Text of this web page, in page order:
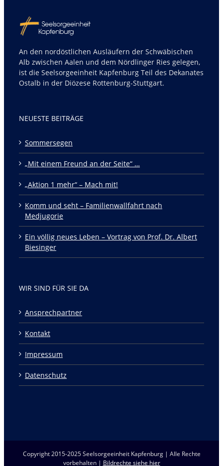
An den nordöstlichen Ausläufern der Schwäbischen
Alb zwischen Aalen und dem Nördlinger Ries gelegen,
ist die Seelsorgeeinheit Kapfenburg Teil des Dekanates
Ostalb in der Diözese Rottenburg-Stuttgart.
NEUESTE BEITRÄGE
Sommersegen
„Mit einem Freund an der Seite“ …
„Aktion 1 mehr“ – Mach mit!
Komm und seht – Familienwallfahrt nach
Medjugorie
Ein völlig neues Leben – Vortrag von Prof. Dr. Albert
Biesinger
WIR SIND FÜR SIE DA
Ansprechpartner
Kontakt
Impressum
Datenschutz
Copyright 2015-2025 Seelsorgeeinheit Kapfenburg | Alle Rechte
vorbehalten | Bildrechte siehe hier